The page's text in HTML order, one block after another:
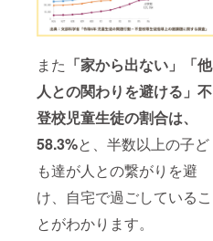
また 「家から出ない」「他
人との関わりを避ける」不
登校児童生徒の割合は、
58.3%と、半数以上の子ど
も達が人との繋がりを避
け、自宅で過ごしているこ
とがわかります。